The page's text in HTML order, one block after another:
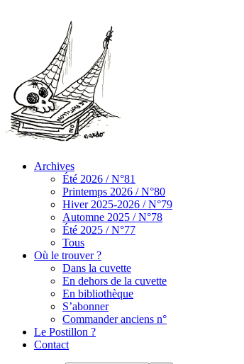
Archives
Été 2026 / N°81
Printemps 2026 / N°80
Hiver 2025-2026 / N°79
Automne 2025 / N°78
Été 2025 / N°77
Tous
Où le trouver ?
Dans la cuvette
En dehors de la cuvette
En bibliothèque
S’abonner
Commander anciens n°
Le Postillon ?
Contact